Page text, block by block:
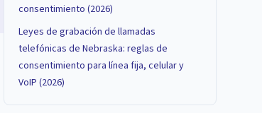
consentimiento (2026)
Leyes de grabación de llamadas
telefónicas de Nebraska: reglas de
consentimiento para línea fija, celular y
VoIP (2026)